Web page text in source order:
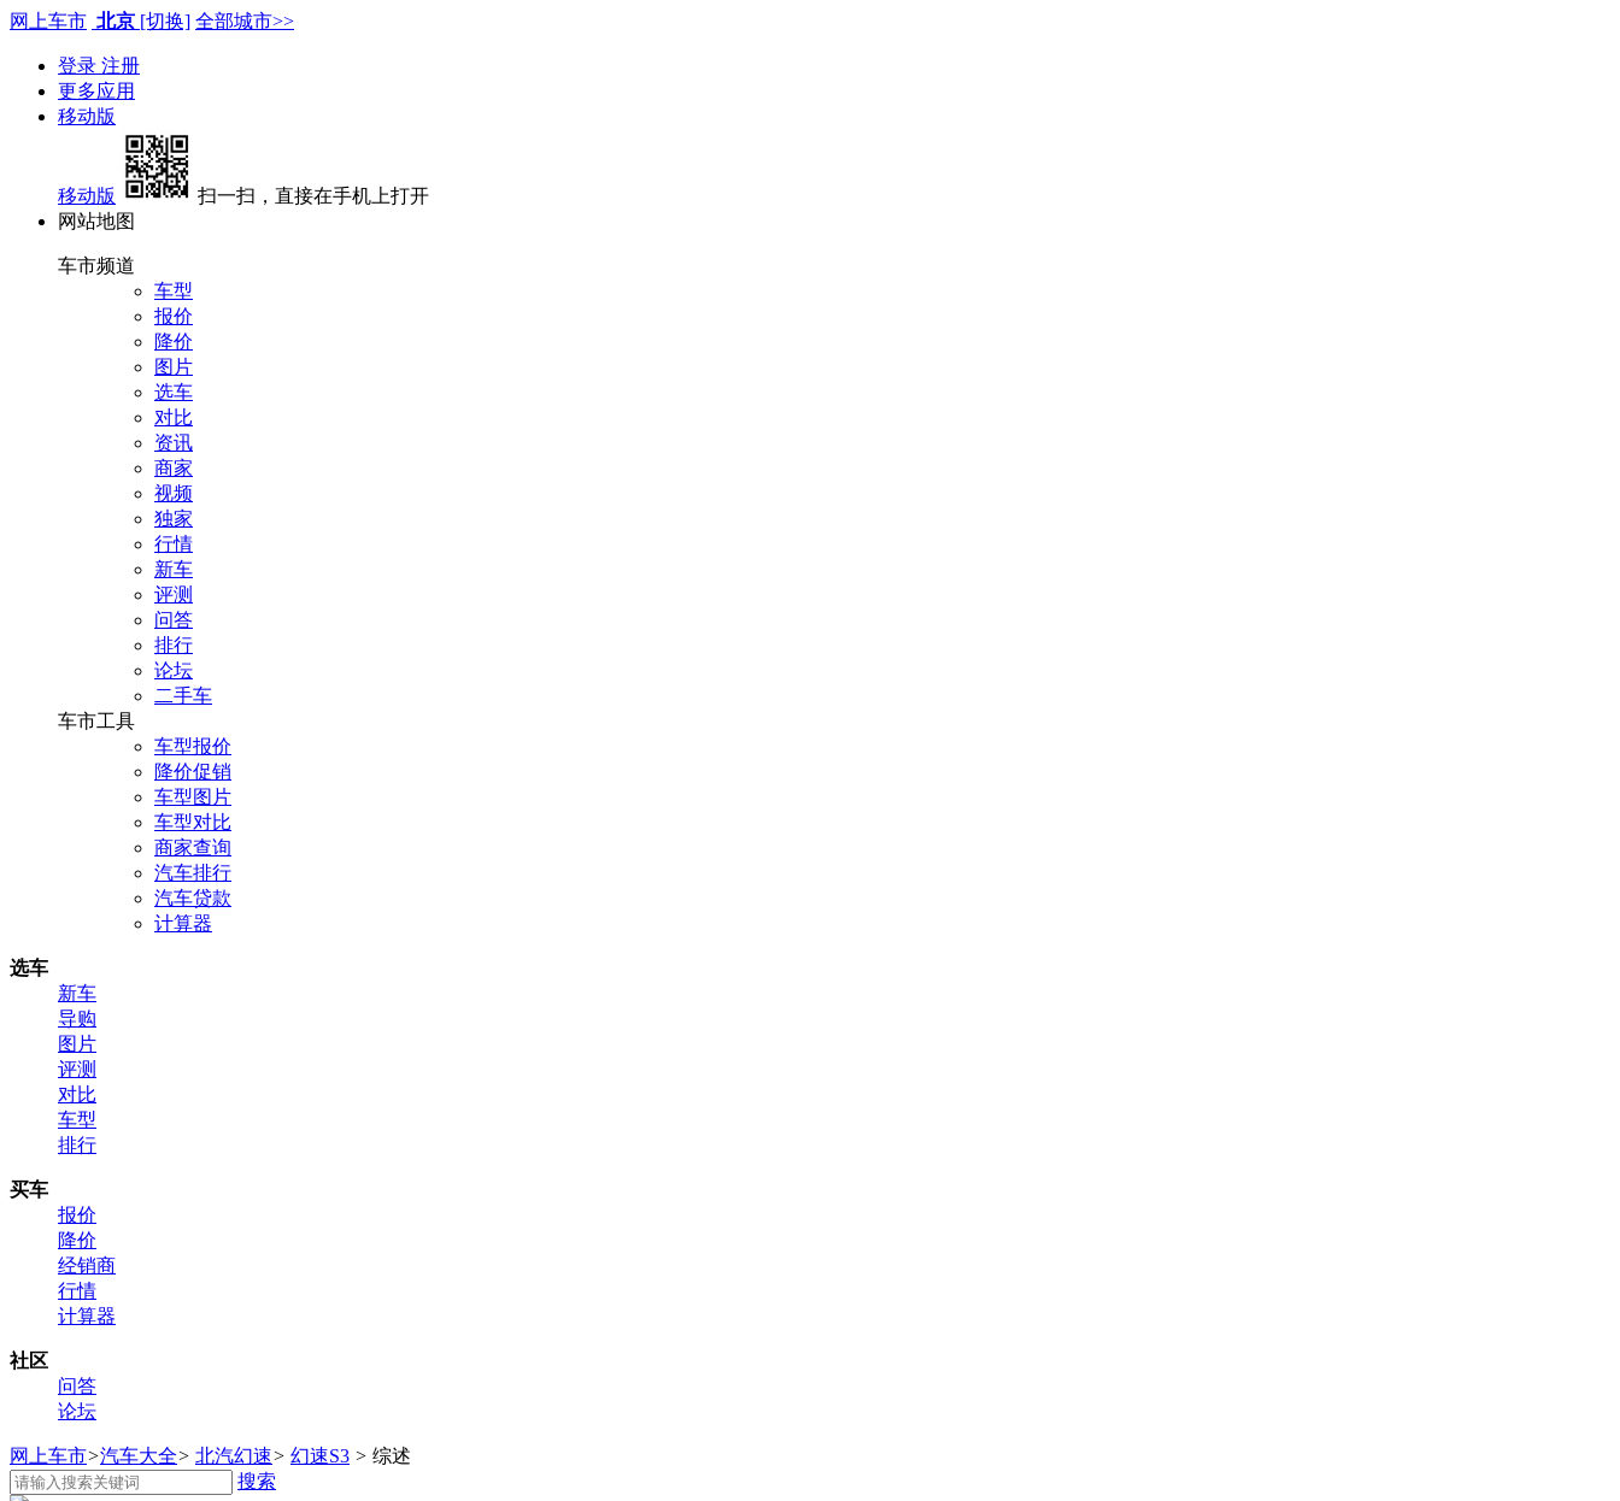
网上车市 北京 [切换] 全部城市>>
登录 注册
更多应用
移动版
移动版
扫一扫，直接在手机上打开
网站地图
车市频道
车型
报价
降价
图片
选车
对比
资讯
商家
视频
独家
行情
新车
评测
问答
排行
论坛
二手车
车市工具
车型报价
降价促销
车型图片
车型对比
商家查询
汽车排行
汽车贷款
计算器
选车
新车
导购
图片
评测
对比
车型
排行
买车
报价
降价
经销商
行情
计算器
社区
问答
论坛
网上车市>汽车大全> 北汽幻速> 幻速S3 > 综述
搜索